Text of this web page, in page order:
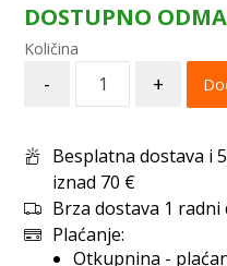
DOSTUPNO
- +
Besplatna dostava i
iznad 70 €
Brza dostava 1 radni
Plaćanje:
Otkupnina -